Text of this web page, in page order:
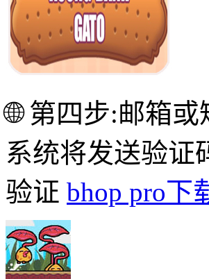
🌐 第四步:邮箱
系统将发送验证
验证 bhop pro下